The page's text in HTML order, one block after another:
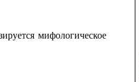
мифологическое